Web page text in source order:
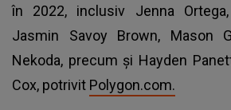
în 2022, inclusiv Jenna
Jasmin Savoy Brown, Mason
Nekoda, precum și Hayden
Cox, potrivit Polygon.com.